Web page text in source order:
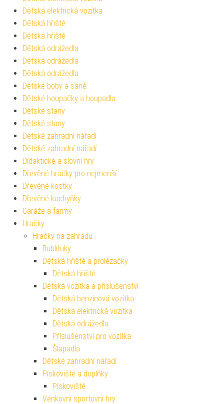
Dětská elektrická vozítka
Dětská hřiště
Dětská hřiště
Dětská odrážedla
Dětská odrážedla
Dětská odrážedla
Dětské boby a sáně
Dětské houpačky a houpadla
Dětské stany
Dětské stany
Dětské zahradní nářadí
Dětské zahradní nářadí
Didaktické a slovní hry
Dřevěné hračky pro nejmenší
Dřevěné kostky
Dřevěné kuchyňky
Garáže a farmy
Hračky
Hračky na zahradu
Bublifuky
Dětská hřiště a prolézačky
Dětská hřiště
Dětská vozítka a příslušenství
Dětská benzínová vozítka
Dětská elektrická vozítka
Dětská odrážedla
Příslušenství pro vozítka
Šlapadla
Dětské zahradní nářadí
Pískoviště a doplňky
Pískoviště
Venkovní sportovní hry